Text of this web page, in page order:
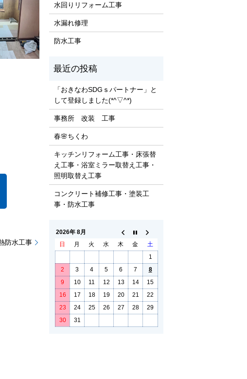
防水工事
水回りリフォーム工事
水漏れ修理
防水工事
「おきなわSDGｓパートナー」と
して登録しました(*^▽^*)
事務所 改装 工事
春🌸ちくわ
キッチンリフォーム工事・床張替
え工事・浴室ミラー取替え工事・
照明取替え工事
コンクリート補修工事・塗装工
事・防水工事
2026年 8月
日
月 火 水 木 金
土
1
2
3 4 5 6 7
8
9
10 11 12 13 14
15
16
17 18 19 20 21
22
23
24 25 26 27 28
29
30
31